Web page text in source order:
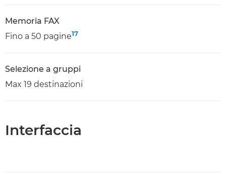
Memoria FAX
Fino a 50 pagine17
Selezione a gruppi
Max 19 destinazioni
Interfaccia